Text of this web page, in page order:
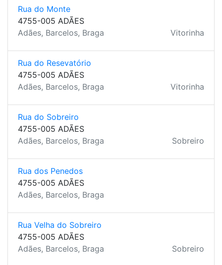
Rua do Monte
4755-005 ADÃES
Adães, Barcelos, Braga
Vitorinha
Rua do Resevatório
4755-005 ADÃES
Adães, Barcelos, Braga
Vitorinha
Rua do Sobreiro
4755-005 ADÃES
Adães, Barcelos, Braga
Sobreiro
Rua dos Penedos
4755-005 ADÃES
Adães, Barcelos, Braga
Rua Velha do Sobreiro
4755-005 ADÃES
Adães, Barcelos, Braga
Sobreiro